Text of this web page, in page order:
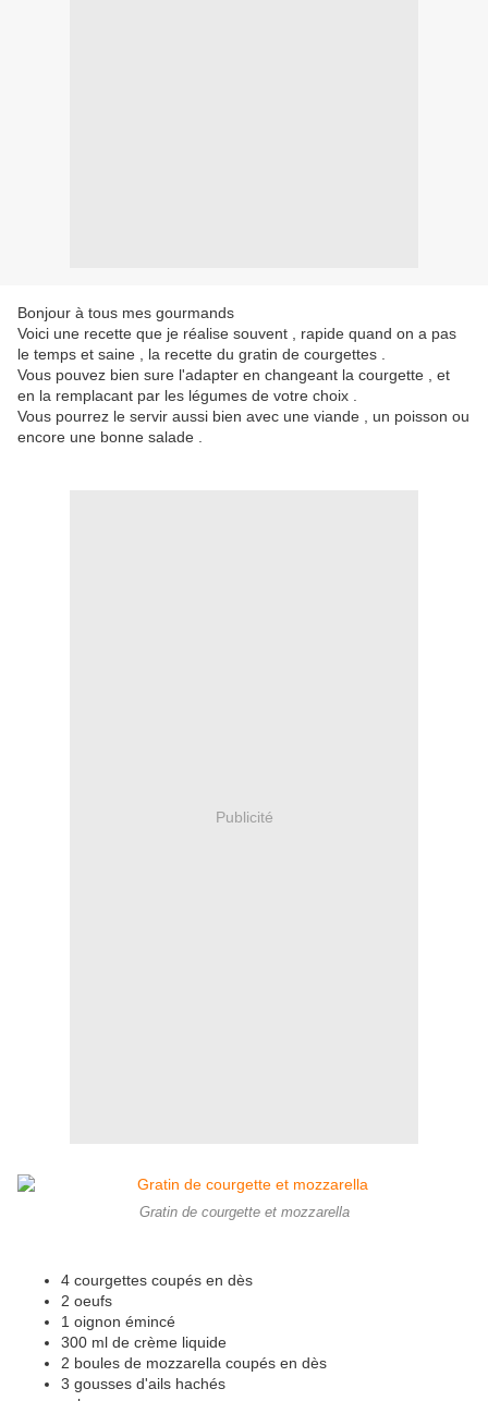
Bonjour à tous mes gourmands
Voici une recette que je réalise souvent , rapide quand on a pas
le temps et saine , la recette du gratin de courgettes .
Vous pouvez bien sure l'adapter en changeant la courgette , et
en la remplacant par les légumes de votre choix .
Vous pourrez le servir aussi bien avec une viande , un poisson ou
encore une bonne salade .
Publicité
Gratin de courgette et mozzarella
4 courgettes coupés en dès
2 oeufs
1 oignon émincé
300 ml de crème liquide
2 boules de mozzarella coupés en dès
3 gousses d'ails hachés